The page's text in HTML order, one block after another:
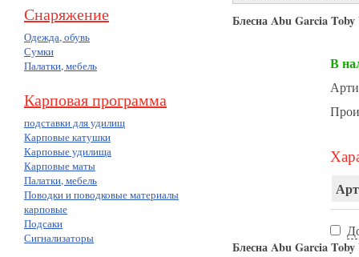
Снаряжение
Одежда, обувь
Сумки
Палатки, мебель
Карповая программа
подставки для удилищ
Карповые катушки
Карповые удилища
Карповые маты
Палатки, мебель
Поводки и поводковые материалы
карповые
Подсаки
Сигнализаторы
Блесна Abu Garcia
В
Блесна Abu Garcia